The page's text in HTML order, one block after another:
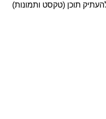
תוכן (טקסט ותמונות)